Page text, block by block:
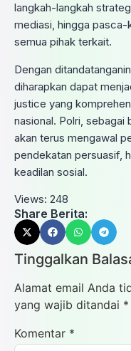
langkah-langkah
mediasi, hingga
semua pihak terkait.
Dengan
diharapkan dapat
justice yang
nasional. Polri, sebagai
akan terus mengawal
pendekatan persuasif,
keadilan sosial.
Views: 248
Share Berita:
Tinggalkan
Alamat email Anda
yang wajib ditandai *
Komentar *